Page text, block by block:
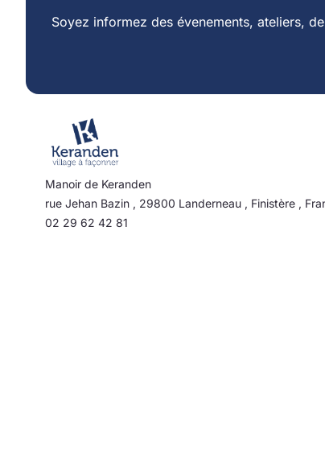
Soyez informez des évenements, ateliers,
Manoir de Keranden
rue Jehan Bazin , 29800 Landerneau , Finistère ,
02 29 62 42 81